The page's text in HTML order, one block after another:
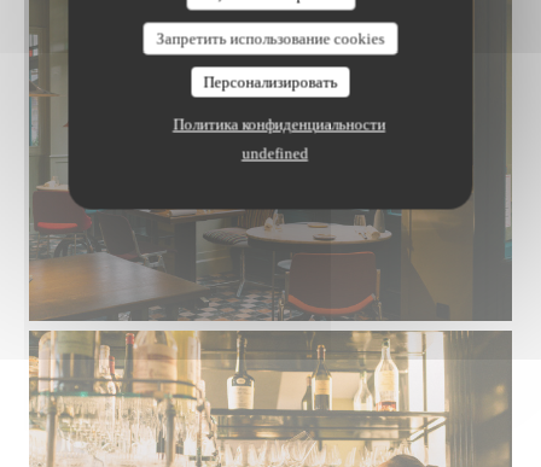
Запретить использование cookies
Персонализировать
Политика конфиденциальности
undefined